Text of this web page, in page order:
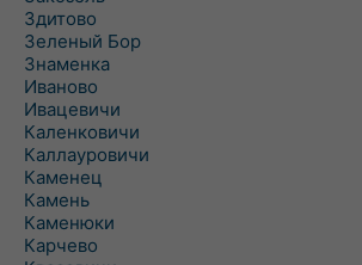
Здитово
Зеленый Бор
Знаменка
Иваново
Ивацевичи
Каленковичи
Каллауровичи
Каменец
Камень
Каменюки
Карчево